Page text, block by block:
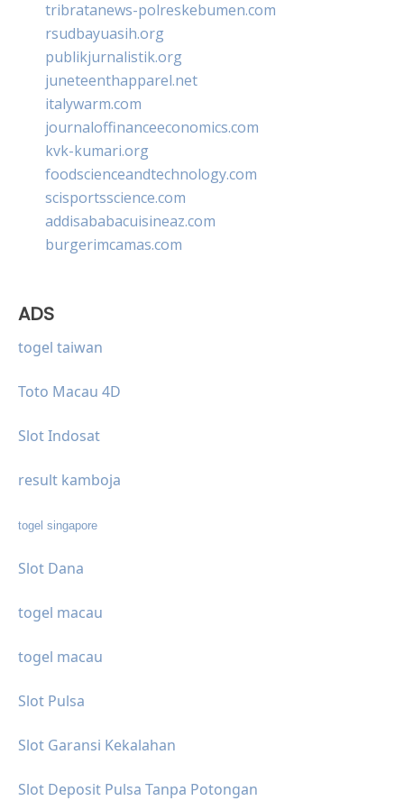
tribratanews-polreskebumen.com
rsudbayuasih.org
publikjurnalistik.org
juneteenthapparel.net
italywarm.com
journaloffinanceeconomics.com
kvk-kumari.org
foodscienceandtechnology.com
scisportsscience.com
addisababacuisineaz.com
burgerimcamas.com
ADS
togel taiwan
Toto Macau 4D
Slot Indosat
result kamboja
togel singapore
Slot Dana
togel macau
togel macau
Slot Pulsa
Slot Garansi Kekalahan
Slot Deposit Pulsa Tanpa Potongan